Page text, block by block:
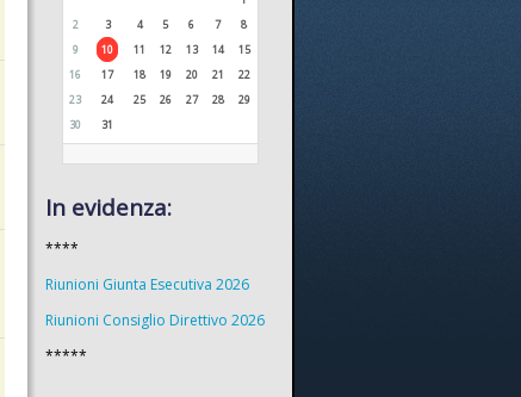
2
3 4 5 6 7
8
9
10 11 12 13 14
15
16
17 18 19 20 21
22
23
24 25 26 27 28
29
30
31
In evidenza:
****
Riunioni Giunta Esecutiva 2026
Riunioni Consiglio Direttivo 2026
*****